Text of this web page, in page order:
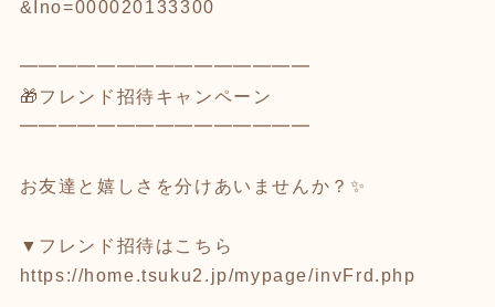
&Ino=000020133300
━━━━━━━━━━━━━━━
🎁フレンド招待キャンペーン
━━━━━━━━━━━━━━━
お友達と嬉しさを分けあいませんか？✨
▼フレンド招待はこちら
https://home.tsuku2.jp/mypage/invFrd.php